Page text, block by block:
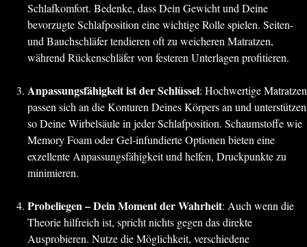
Schlafkomfort. Bedenke, dass Dein Gewicht und Deine
bevorzugte Schlafposition eine wichtige Rolle spielen. Seiten-
und Bauchschläfer tendieren oft zu weicheren Matratzen,
während Rückenschläfer von festeren Unterlagen profitieren.
Anpassungsfähigkeit ist der Schlüssel: Hochwertige Matratzen
passen sich an die Konturen Deines Körpers an und unterstützen
so Deine Wirbelsäule in jeder Schlafposition. Schaumstoffe wie
Memory Foam oder Gel-infundierte Optionen bieten eine
exzellente Anpassungsfähigkeit und helfen, Druckpunkte zu
minimieren.
Probeliegen – Dein Moment der Wahrheit: Auch wenn die
Theorie hilfreich ist, spricht nichts gegen das direkte
Ausprobieren. Nutze die Möglichkeit, verschiedene